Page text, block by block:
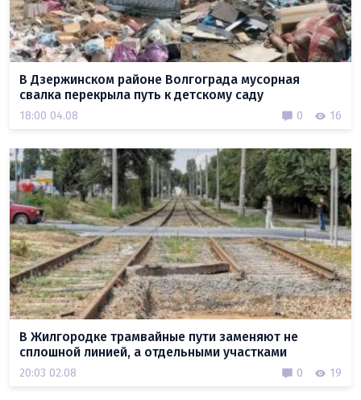
В Дзержинском районе Волгограда мусорная
свалка перекрыла путь к детскому саду
18:00 04.08 0 16
В Жилгородке трамвайные пути заменяют не
сплошной линией, а отдельными участками
20:03 02.08 0 19